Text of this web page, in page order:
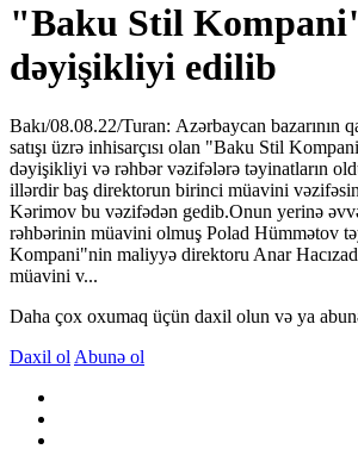
"Baku Stil
dəyişikliyi edilib
Bakı/08.08.22/Turan: Azərbaycan bazarının
satışı üzrə inhisarçısı olan "Baku Stil
dəyişikliyi və rəhbər vəzifələrə təyinatların
illərdir baş direktorun birinci müavini
Kərimov bu vəzifədən gedib.Onun yerinə
rəhbərinin müavini olmuş Polad Hümmətov
Kompani"nin maliyyə direktoru Anar
müavini v...
Daha çox oxumaq üçün daxil olun və ya
Daxil ol Abunə ol